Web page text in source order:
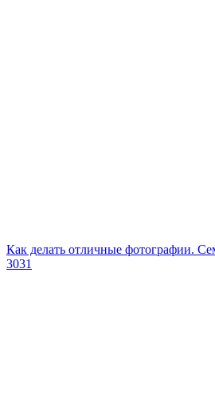
Как делать отличные фотографии.
3031